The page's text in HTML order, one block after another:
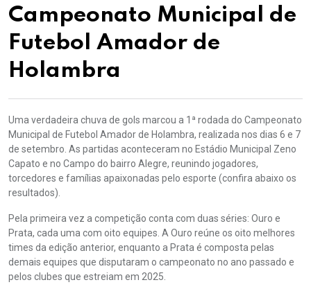
Campeonato Municipal de
Futebol Amador de
Holambra
Uma verdadeira chuva de gols marcou a 1ª rodada do Campeonato
Municipal de Futebol Amador de Holambra, realizada nos dias 6 e 7
de setembro. As partidas aconteceram no Estádio Municipal Zeno
Capato e no Campo do bairro Alegre, reunindo jogadores,
torcedores e famílias apaixonadas pelo esporte (confira abaixo os
resultados).
Pela primeira vez a competição conta com duas séries: Ouro e
Prata, cada uma com oito equipes. A Ouro reúne os oito melhores
times da edição anterior, enquanto a Prata é composta pelas
demais equipes que disputaram o campeonato no ano passado e
pelos clubes que estreiam em 2025.